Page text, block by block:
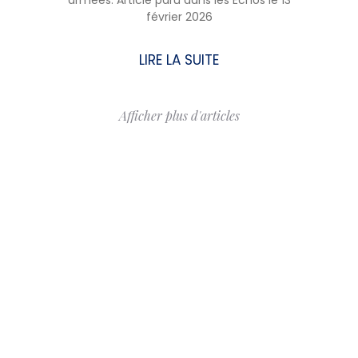
février 2026
LIRE LA SUITE
Afficher plus d'articles